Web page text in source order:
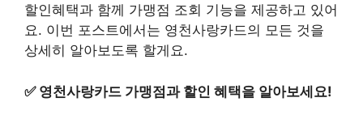
할인혜택과 함께 가맹점 조회 기능을 제공하고 있어
요. 이번 포스트에서는 영천사랑카드의 모든 것을
상세히 알아보도록 할게요.
✅ 영천사랑카드 가맹점과 할인 혜택을 알아보세요!